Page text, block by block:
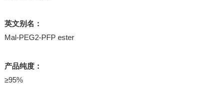
英文别名：
Mal-PEG2-PFP ester
产品纯度：
≥95%